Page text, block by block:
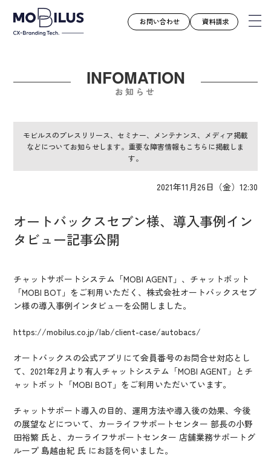
モビルスとは
導入事例
ユースケース
お知らせ
お役立ち資料
会社案内
IR情報
CX向上情報サイト
お問い合わせ 資料請求
INFOMATION
お知らせ
モビルスのプレスリリース、セミナー、メンテナンス、メディア掲載
などについてお知らせします。重要な障害情報もこちらに掲載しま
す。
2021年11月26日（金）12:30
オートバックスセブン様、導入事例イン
タビュー記事公開
チャットサポートシステム「MOBI AGENT」、チャットボット
「MOBI BOT」をご利用いただく、株式会社オートバックスセブ
ン様の導入事例インタビューを公開しました。
https://mobilus.co.jp/lab/client-case/autobacs/
オートバックスの公式アプリにて会員番号のお問合せ対応とし
て、2021年2月より有人チャットシステム「MOBI AGENT」とチ
ャットボット「MOBI BOT」をご利用いただいています。
チャットサポート導入の目的、運用方法や導入後の効果、今後
の展望などについて、カーライフサポートセンター 部長の小野
田裕繁 氏と、カーライフサポートセンター 店舗業務サポートグ
ループ 島越由紀 氏 にお話を伺いました。